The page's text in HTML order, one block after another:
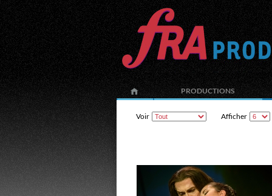
PRODUCTIONS
Voir Afficher